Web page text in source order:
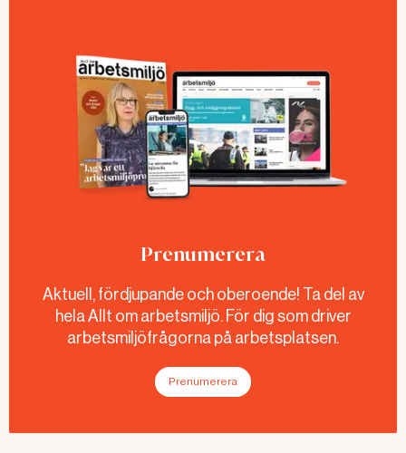
Prenumerera
Aktuell, fördjupande och oberoende! Ta del av
hela Allt om arbetsmiljö. För dig som driver
arbetsmiljöfrågorna på arbetsplatsen.
Prenumerera